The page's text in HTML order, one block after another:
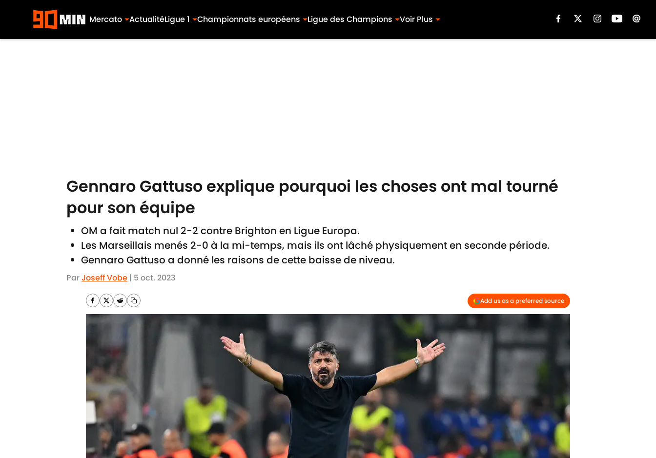
Mercato ActualitéLigue 1 Championnats européens Ligue des Champions Voir Plus
Gennaro Gattuso explique pourquoi les choses ont mal tourné
pour son équipe
OM a fait match nul 2-2 contre Brighton en Ligue Europa.
Les Marseillais menés 2-0 à la mi-temps, mais ils ont lâché physiquement en seconde période.
Gennaro Gattuso a donné les raisons de cette baisse de niveau.
ParJoseff Vobe | 5 oct. 2023
Add us as a preferred source